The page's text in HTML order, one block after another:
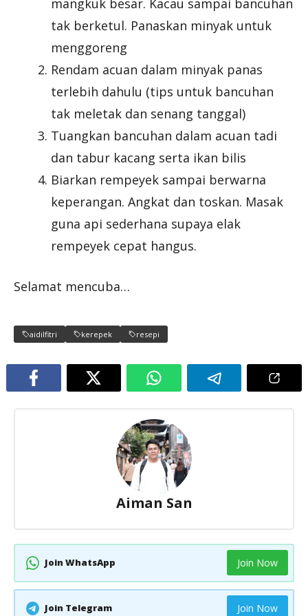
mangkuk besar. Kacau sampai bancuhan
tak berketul. Panaskan minyak untuk
menggoreng
Rendam acuan dalam minyak panas
terlebih dahulu (tips untuk bancuhan
tak meletak dan senang tanggal)
Tuangkan bancuhan dalam acuan tadi
dan tabur kacang serta ikan bilis
Biarkan rempeyek sampai berwarna
keperangan. Angkat dan toskan. Masak
guna api sederhana supaya elak
rempeyek cepat hangus.
Selamat mencuba…
aidilfitri kerepek resepi
Aiman San
Join WhatsApp Join Now
Join Telegram Join Now